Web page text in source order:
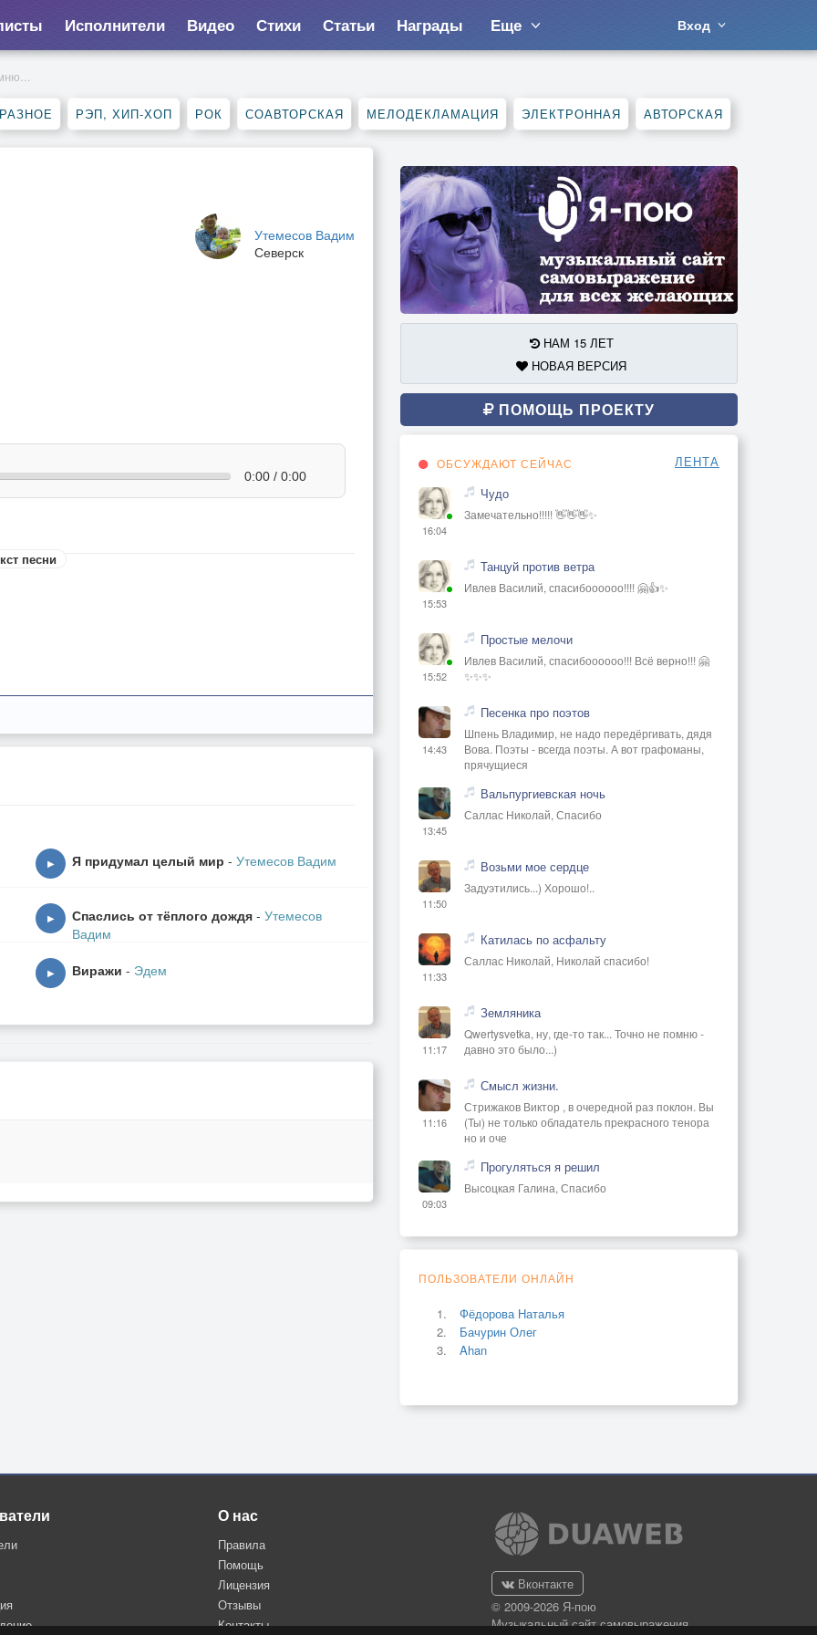
Исполнители Видео Стихи Статьи Награды Еще Вход
РАЗНОЕ РЭП, ХИП-ХОП РОК СОАВТОРСКАЯ МЕЛОДЕКЛАМАЦИЯ ЭЛЕКТРОННАЯ АВТОРСКАЯ
Утемесов Вадим
Северск
0:00 / 0:00
песни
▶ Я придумал целый мир - Утемесов Вадим
▶ Спаслись от тёплого дождя - Утемесов
Вадим
▶ Виражи - Эдем
НАМ 15 ЛЕТ
НОВАЯ ВЕРСИЯ
ПОМОЩЬ ПРОЕКТУ
ОБСУЖДАЮТ СЕЙЧАС ЛЕНТА
16:04
Чудо
Замечательно!!!!! 👋👋👋✨
15:53
Танцуй против ветра
Ивлев Василий, спасибоооооо!!!! 🤗👍✨
15:52
Простые мелочи
Ивлев Василий, спасибоооооо!!! Всё верно!!! 🤗
✨✨✨
14:43
Песенка про поэтов
Шпень Владимир, не надо передёргивать, дядя
Вова. Поэты - всегда поэты. А вот графоманы,
прячущиеся
13:45
Вальпургиевская ночь
Саллас Николай, Спасибо
11:50
Возьми мое сердце
Задуэтились...) Хорошо!..
11:33
Катилась по асфальту
Саллас Николай, Николай спасибо!
11:17
Земляника
Qwertysvetka, ну, где-то так... Точно не помню -
давно это было...)
11:16
Смысл жизни.
Стрижаков Виктор , в очередной раз поклон. Вы
(Ты) не только обладатель прекрасного тенора
но и оче
09:03
Прогуляться я решил
Высоцкая Галина, Спасибо
ПОЛЬЗОВАТЕЛИ ОНЛАЙН
Фёдорова Наталья
Бачурин Олег
Ahan
О нас
Правила
Помощь
Лицензия
Отзывы
Контакты
Вконтакте
© 2009-2026 Я-пою
Музыкальный сайт самовыражения